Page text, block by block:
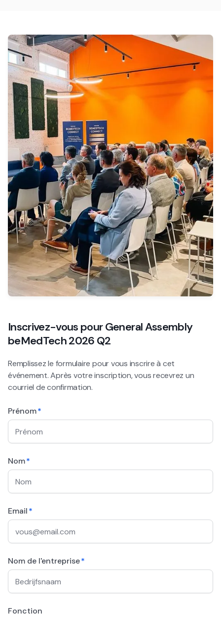
Inscrivez-vous pourGeneral Assembly
beMedTech 2026 Q2
Remplissez le formulaire pour vous inscrire à cet
événement. Après votre inscription, vous recevrez un
courriel de confirmation.
Prénom*
Nom*
Email*
Nom de l'entreprise*
Fonction